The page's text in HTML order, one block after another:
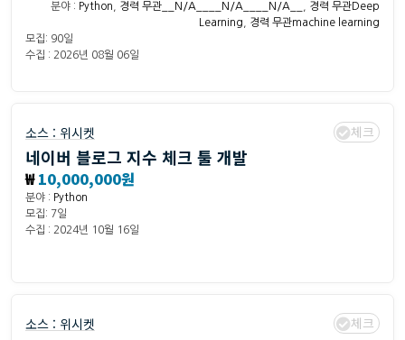
분야 : Python 경력 무관__N/A____N/A____N/A__
경력 무관Deep
Learning
경력 무관machine learning
모집: 90일
수집 : 2026년 08월 06일
소스 : 위시켓 체크
네이버 블로그 지수 체크 툴 개발
₩10,000,000원
분야 : Python
모집: 7일
수집 : 2024년 10월 16일
소스 : 위시켓 체크